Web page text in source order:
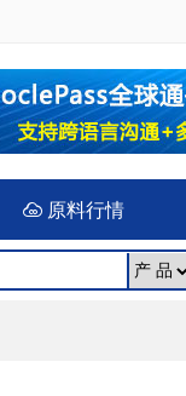
原料行情